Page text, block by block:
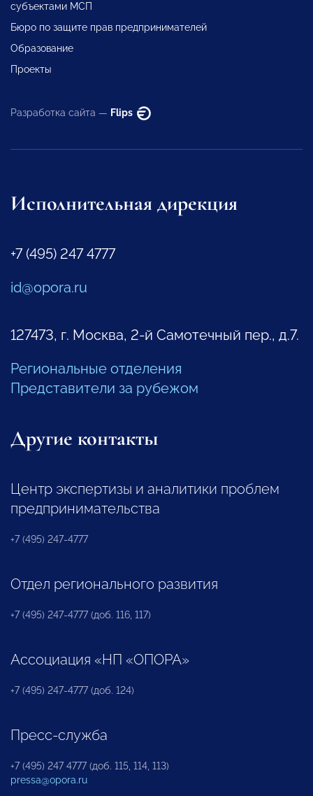
субъектами МСП
Бюро по защите прав предпринимателей
Образование
Проекты
Разработка сайта — Flips
Исполнительная дирекция
+7 (495) 247 4777
id@opora.ru
127473, г. Москва, 2-й Самотечный пер., д.7.
Региональные отделения
Представители за рубежом
Другие контакты
Центр экспертизы и аналитики проблем
предпринимательства
+7 (495) 247-4777
Отдел регионального развития
+7 (495) 247-4777 (доб. 116, 117)
Ассоциация «НП «ОПОРА»
+7 (495) 247-4777 (доб. 124)
Пресс-служба
+7 (495) 247 4777 (доб. 115, 114, 113)
pressa@opora.ru